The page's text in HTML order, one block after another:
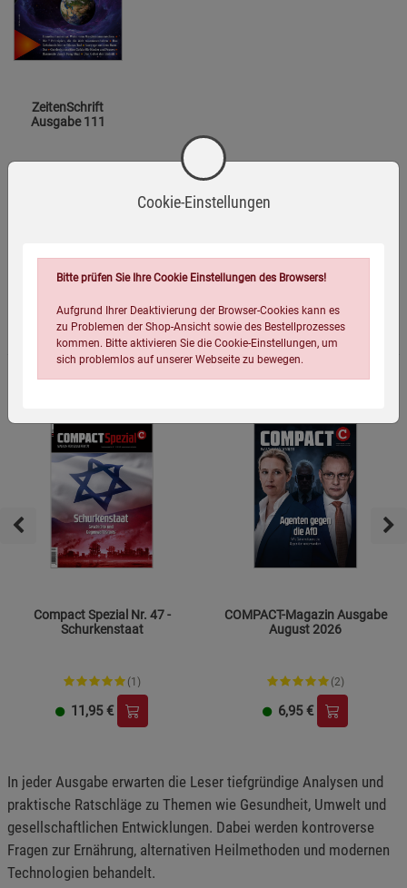
ZeitenSchrift
Ausgabe 111
Topseller Zeitschriften
Compact Spezial Nr. 47 -
Schurkenstaat
(1)
11,95 €
COMPACT-Magazin Ausgabe
August 2026
(2)
6,95 €
In jeder Ausgabe erwarten die Leser tiefgründige Analysen und
praktische Ratschläge zu Themen wie Gesundheit, Umwelt und
gesellschaftlichen Entwicklungen. Dabei werden kontroverse
Fragen zur Ernährung, alternativen Heilmethoden und modernen
Technologien behandelt.
Cookie-Einstellungen
Bitte prüfen Sie Ihre Cookie Einstellungen des Browsers!
Aufgrund Ihrer Deaktivierung der Browser-Cookies kann es
zu Problemen der Shop-Ansicht sowie des Bestellprozesses
kommen. Bitte aktivieren Sie die Cookie-Einstellungen, um
sich problemlos auf unserer Webseite zu bewegen.
Einstellungen speichern für die GruppeEinstellungen speichern für die Gruppe
Zurück Einstellungen speichern für die Gruppe
Einwilligung nicht erteilen
Notwendige Cookies (5)
Cookie-Informationen anzeigen
Cookie-Informationen
Marketing Cookies (3) Marketing Cookies
Beschreibung Marketing Cookies